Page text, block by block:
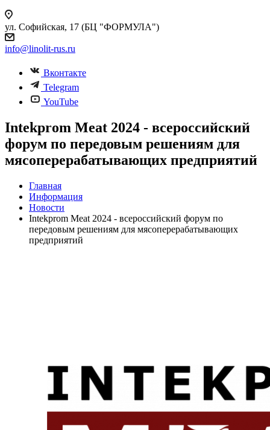
ул. Софийская, 17 (БЦ "ФОРМУЛА")
info@linolit-rus.ru
Вконтакте
Telegram
YouTube
Intekprom Meat 2024 - всероссийский
форум по передовым решениям для
мясоперерабатывающих предприятий
Главная
Информация
Новости
Intekprom Meat 2024 - всероссийский форум по
передовым решениям для мясоперерабатывающих
предприятий